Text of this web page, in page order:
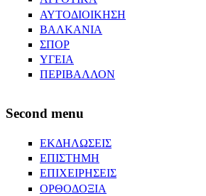
ΑΥΤΟΔΙΟΙΚΗΣΗ
ΒΑΛΚΑΝΙΑ
ΣΠΟΡ
ΥΓΕΙΑ
ΠΕΡΙΒΑΛΛΟΝ
Second menu
ΕΚΔΗΛΩΣΕΙΣ
ΕΠΙΣΤΗΜΗ
ΕΠΙΧΕΙΡΗΣΕΙΣ
ΟΡΘΟΔΟΞΙΑ